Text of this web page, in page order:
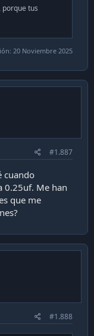
tus
20 Noviembre 2025
#1.887
cuando
0.25uf. Me han
que me
#1.888